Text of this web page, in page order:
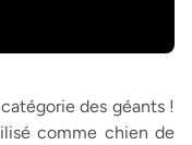
des géants !
comme chien de